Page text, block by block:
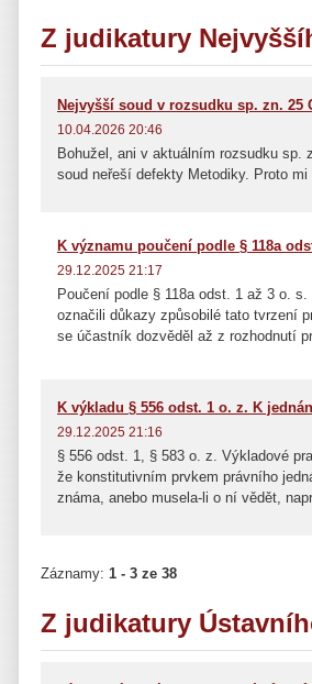
Z judikatury
Nejvyšší soud v rozsudku sp. zn. 25
10.04.2026 20:46
Bohužel, ani v aktuálním rozsudku sp.
soud neřeší defekty Metodiky. Proto
K významu poučení podle § 118a
29.12.2025 21:17
Poučení podle § 118a odst. 1 až 3 o.
označili důkazy způsobilé tato tvrzení
se účastník dozvěděl až z rozhodnutí
K výkladu § 556 odst. 1 o. z. K
29.12.2025 21:16
§ 556 odst. 1, § 583 o. z. Výkladové
že konstitutivním prvkem právního
známa, anebo musela-li o ní vědět,
Záznamy: 1 - 3 ze 38
Z judikatury
cs/calculator-